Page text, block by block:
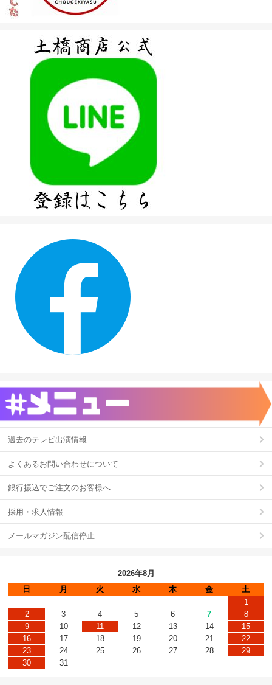
過去のテレビ出演情報
よくあるお問い合わせについて
銀行振込でご注文のお客様へ
採用・求人情報
メールマガジン配信停止
2026年8月
日
月 火 水 木 金
土
1
2
3 4 5 6 7
8
9
10 11 12 13 14
15
16
17 18 19 20 21
22
23
24 25 26 27 28
29
30
31